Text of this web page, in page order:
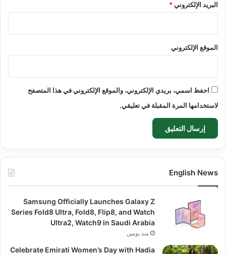
البريد الإلكتروني*
الموقع الإلكتروني
احفظ اسمي، بريدي الإلكتروني، والموقع الإلكتروني في هذا المتصفح
لاستخدامها المرة المقبلة في تعليقي.
English News
Samsung Officially Launches Galaxy Z
Series Fold8 Ultra, Fold8, Flip8, and Watch
Ultra2, Watch9 in Saudi Arabia
منذ يومين
Celebrate Emirati Women’s Day with Hadia